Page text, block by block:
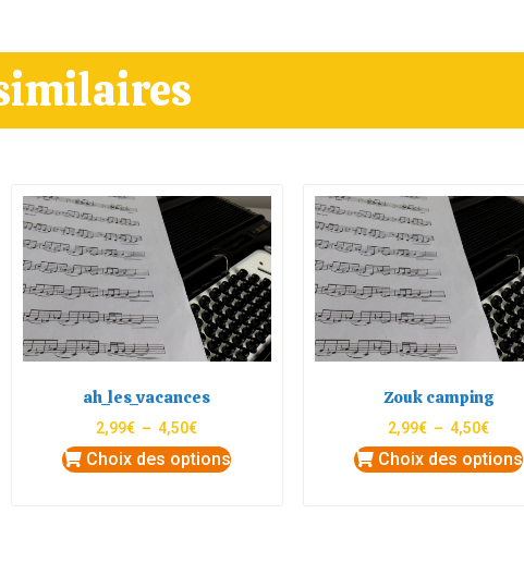
ah_les_vacances
2,99€ – 4,50€
Choix des options
Zouk camping
2,99€ – 4,50€
Choix des options